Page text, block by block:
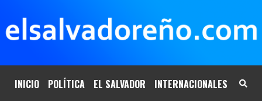
contenido
INICIO POLÍTICA EL SALVADOR INTERNACIONALES